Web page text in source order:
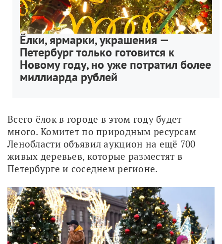
Ёлки, ярмарки, украшения —
Петербург только готовится к
Новому году, но уже потратил более
миллиарда рублей
Всего ёлок в городе в этом году будет
много. Комитет по природным ресурсам
Ленобласти объявил аукцион на ещё 700
живых деревьев, которые разместят в
Петербурге и соседнем регионе.